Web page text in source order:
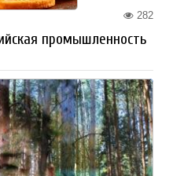
282
промышленность